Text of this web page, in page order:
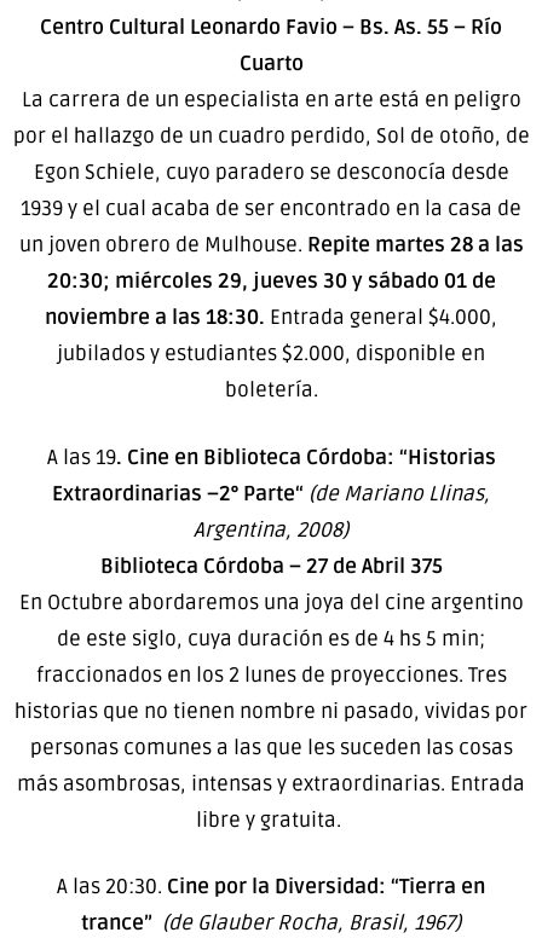
Centro Cultural Leonardo Favio – Bs. As. 55 – Río
Cuarto
La carrera de un especialista en arte está en peligro
por el hallazgo de un cuadro perdido, Sol de otoño, de
Egon Schiele, cuyo paradero se desconocía desde
1939 y el cual acaba de ser encontrado en la casa de
un joven obrero de Mulhouse. Repite martes 28 a las
20:30; miércoles 29, jueves 30 y sábado 01 de
noviembre a las 18:30. Entrada general $4.000,
jubilados y estudiantes $2.000, disponible en
boletería.
A las 19. Cine en Biblioteca Córdoba: “Historias
Extraordinarias –2° Parte“ (de Mariano Llinas,
Argentina, 2008)
Biblioteca Córdoba – 27 de Abril 375
En Octubre abordaremos una joya del cine argentino
de este siglo, cuya duración es de 4 hs 5 min;
fraccionados en los 2 lunes de proyecciones. Tres
historias que no tienen nombre ni pasado, vividas por
personas comunes a las que les suceden las cosas
más asombrosas, intensas y extraordinarias. Entrada
libre y gratuita.
A las 20:30. Cine por la Diversidad: “Tierra en
trance” (de Glauber Rocha, Brasil, 1967)